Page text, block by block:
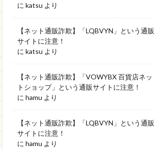
に katsu より
【ネット通販詐欺】「LQBVYN」という通販
サイトに注意！
に katsu より
【ネット通販詐欺】「VOWYBX 百貨店ネッ
トショップ」という通販サイトに注意！
に hamu より
【ネット通販詐欺】「LQBVYN」という通販
サイトに注意！
に hamu より